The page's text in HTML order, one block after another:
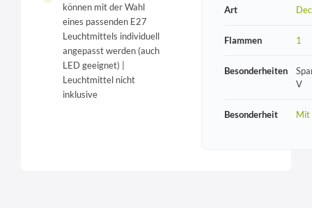
können mit der Wahl
eines passenden E27
Leuchtmittels individuell
angepasst werden (auch
LED geeignet) |
Leuchtmittel nicht
inklusive
Art
Flammen 1
Besonderheiten
V
Besonderheit Mit